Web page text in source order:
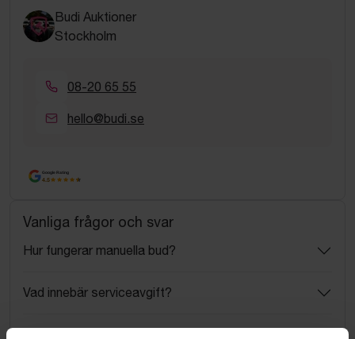
Budi Auktioner
Stockholm
08-20 65 55
hello@budi.se
Google Rating
4.5
Vanliga frågor och svar
Hur fungerar manuella bud?
Vad innebär serviceavgift?